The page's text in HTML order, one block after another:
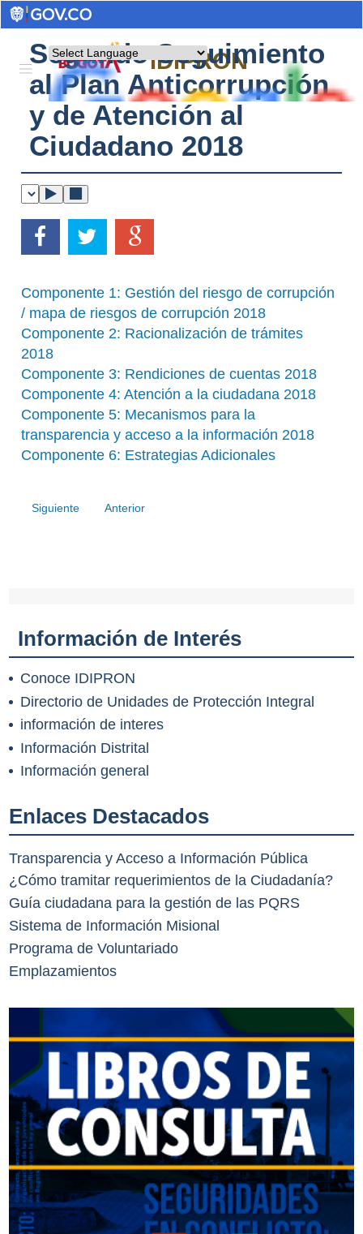
Powered by
IDIPRON
Segundo Seguimiento
al Plan Anticorrupción
y de Atención al
Ciudadano 2018
Componente 1: Gestión del riesgo de corrupción
/ mapa de riesgos de corrupción 2018
Componente 2: Racionalización de trámites
2018
Componente 3: Rendiciones de cuentas 2018
Componente 4: Atención a la ciudadana 2018
Componente 5: Mecanismos para la
transparencia y acceso a la información 2018
Componente 6: Estrategias Adicionales
Siguiente Anterior
Información de Interés
Conoce IDIPRON
Directorio de Unidades de Protección Integral
información de interes
Información Distrital
Información general
Enlaces Destacados
Transparencia y Acceso a Información Pública
¿Cómo tramitar requerimientos de la Ciudadanía?
Guía ciudadana para la gestión de las PQRS
Sistema de Información Misional
Programa de Voluntariado
Emplazamientos